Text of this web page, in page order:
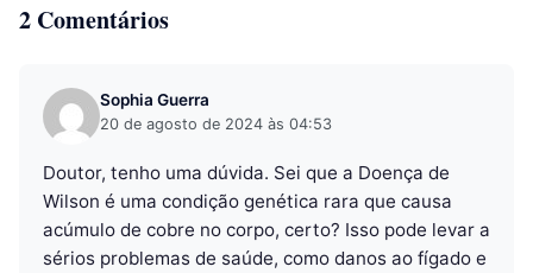
2 Comentários
Sophia Guerra
20 de agosto de 2024 às 04:53
Doutor, tenho uma dúvida. Sei que a Doença de
Wilson é uma condição genética rara que causa
acúmulo de cobre no corpo, certo? Isso pode levar a
sérios problemas de saúde, como danos ao fígado e